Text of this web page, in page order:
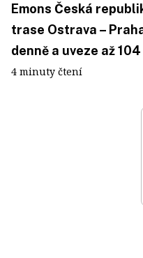
Emons Česká
trase Ostrava –
denně a uveze až
4 minuty čtení